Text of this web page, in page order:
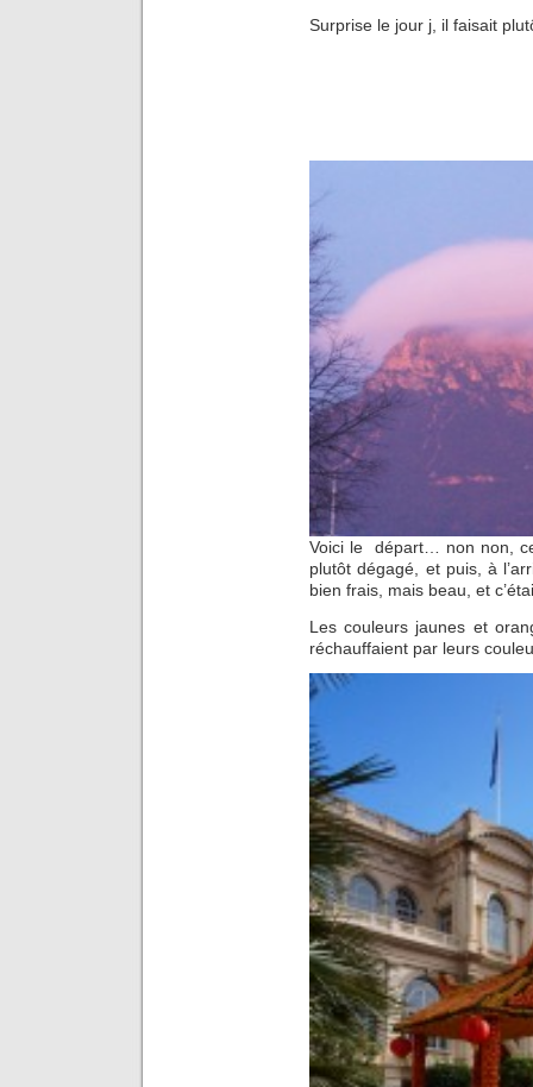
Surprise le jour j, il faisait
Voici le départ… non non,
plutôt dégagé, et puis, à
bien frais, mais beau, et
Les couleurs jaunes et
réchauffaient par leurs